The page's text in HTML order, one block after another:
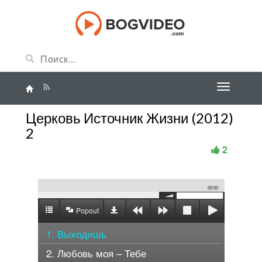
Церковь Источник Жизни (2012)
2
2
00:00
Popout
1. Выходишь
2. Любовь моя – Тебе